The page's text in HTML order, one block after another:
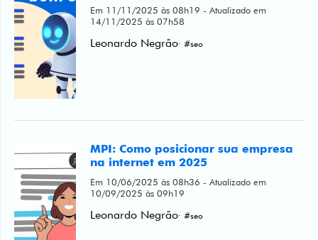
Em 11/11/2025 às 08h19 - Atualizado em
14/11/2025 às 07h58
Leonardo Negrão· #seo
MPI: Como posicionar sua empresa
na internet em 2025
Em 10/06/2025 às 08h36 - Atualizado em
10/09/2025 às 09h19
Leonardo Negrão· #seo